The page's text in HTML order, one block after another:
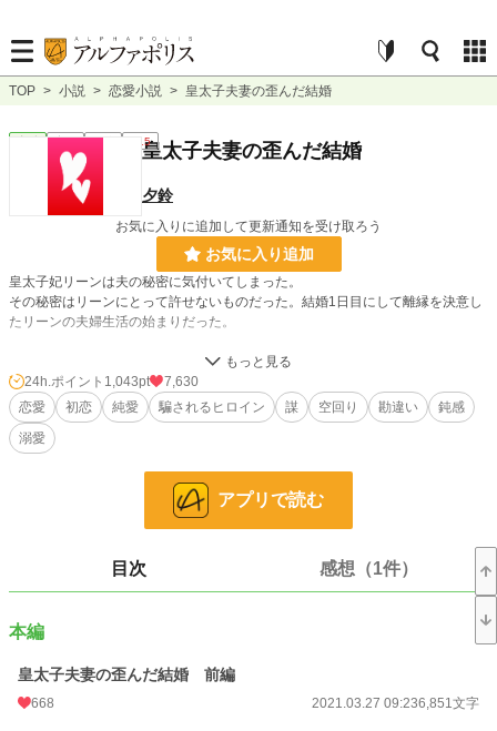
TOP > 小説 > 恋愛小説 > 皇太子夫妻の歪んだ結婚
完結 短編 R15皇太子夫妻の歪んだ結婚
夕鈴
お気に入りに追加して更新通知を受け取ろう
お気に入り追加
皇太子妃リーンは夫の秘密に気付いてしまった。
その秘密はリーンにとって許せないものだった。結婚1日目にして離縁を決意し
たリーンの夫婦生活の始まりだった。
番外編を更新中です。
小説
791 位 / 66,377 件
更新日時
初回公開日時
初回完結日時
24h.ポイント 1,043pt
7,630
恋愛
初恋 純愛 騙されるヒロイン 謀 空回り 勘違い
鈍感
溺愛
アプリで読む
目次 感想（1件）
本編
皇太子夫妻の歪んだ結婚 前編
668 2021.03.27 09:236,851文字